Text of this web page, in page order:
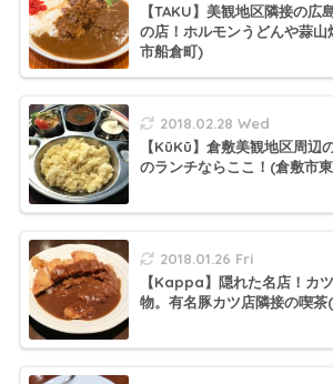
【TAKU】美観地区隣接の広
の店！ホルモンうどんや蒜
市船倉町)
2018.02.28 Wed
【KūKū】倉敷美観地区周辺
のランチならここ！(倉敷市
2018.01.26 Fri
【Kappa】隠れた名店！カ
物。有名豚カツ店隣接の喫